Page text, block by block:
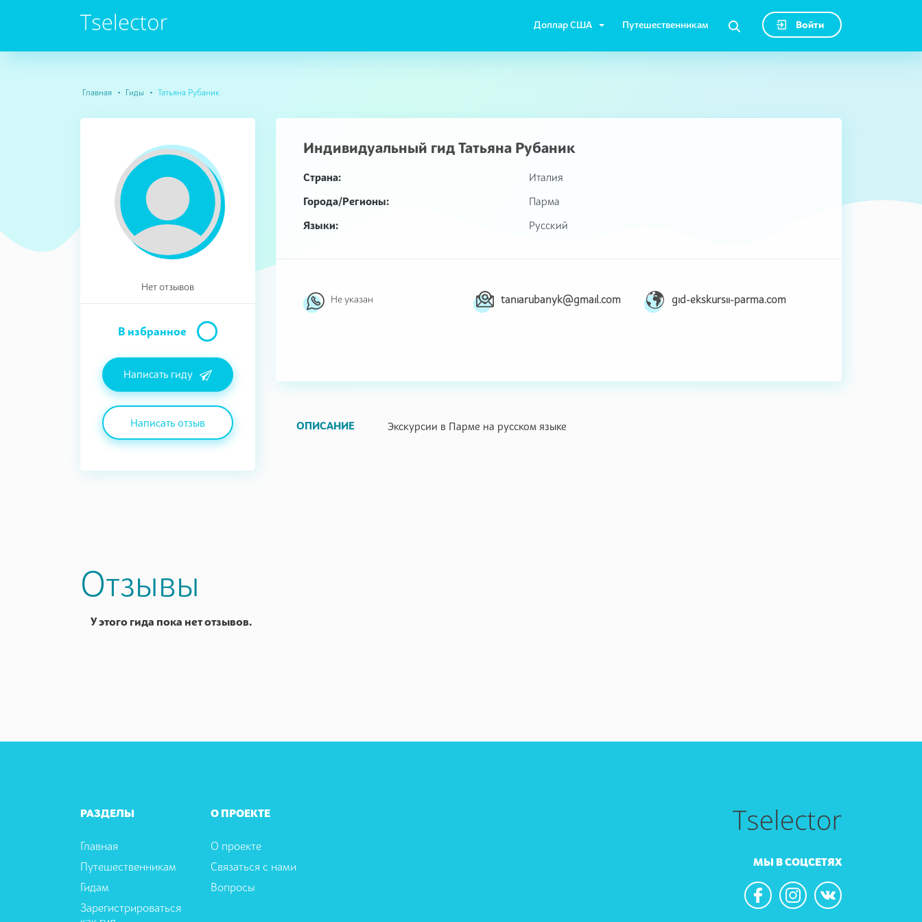
Доллар США Путешественникам Войти
Главная Гиды Татьяна Рубаник
Нет отзывов
В избранное
Написать гиду
Написать отзыв
Индивидуальный гид Татьяна Рубаник
Страна:
Италия
Города/Регионы:
Парма
Языки:
Русский
Не указан taniarubanyk@gmail.com gid-ekskursii-parma.com
ОПИСАНИЕ Экскурсии в Парме на русском языке
Отзывы
У этого гида пока нет отзывов.
РАЗДЕЛЫ
Главная
Путешественникам
Гидам
Зарегистрироваться
О ПРОЕКТЕ
О проекте
Связаться с нами
Вопросы
МЫ В СОЦСЕТЯХ